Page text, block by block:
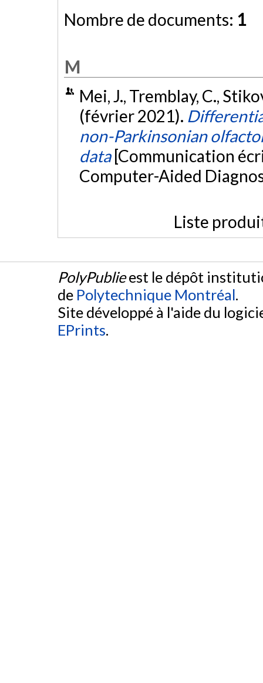
Nombre de documents: 1
M
Mei, J., Tremblay, C.,
(février 2021).
non-Parkinsonian
data [Communication
Computer-Aided
Liste
PolyPublieest le dépôt
de Polytechnique Montréal.
Site développé à l'aide du
EPrints.